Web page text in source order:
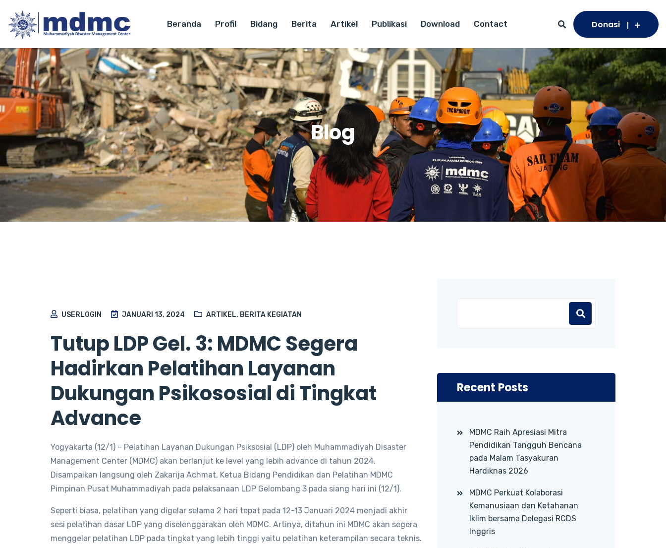
Beranda Profil Bidang Berita Artikel Publikasi Download Contact Donasi
Blog
USERLOGIN JANUARI 13, 2024 ARTIKEL, BERITA KEGIATAN
Tutup LDP Gel. 3: MDMC Segera
Hadirkan Pelatihan Layanan
Dukungan Psikososial di Tingkat
Advance
Yogyakarta (12/1) – Pelatihan Layanan Dukungan Psiksosial (LDP) oleh Muhammadiyah Disaster
Management Center (MDMC) akan berlanjut ke level yang lebih advance di tahun 2024.
Disampaikan langsung oleh Zakarija Achmat, Ketua Bidang Pendidikan dan Pelatihan MDMC
Pimpinan Pusat Muhammadiyah pada pelaksanaan LDP Gelombang 3 pada siang hari ini (12/1).
Seperti biasa, pelatihan yang digelar selama 2 hari tepat pada 12-13 Januari 2024 menjadi akhir
sesi pelatihan dasar LDP yang diselenggarakan oleh MDMC. Artinya, ditahun ini MDMC akan segera
menggelar pelatihan LDP pada tingkat yang lebih tinggi yaitu pelatihan keterampilan secara teknis.
Recent Posts
MDMC Raih Apresiasi Mitra
Pendidikan Tangguh Bencana
pada Malam Tasyakuran
Hardiknas 2026
MDMC Perkuat Kolaborasi
Kemanusiaan dan Ketahanan
Iklim bersama Delegasi RCDS
Inggris